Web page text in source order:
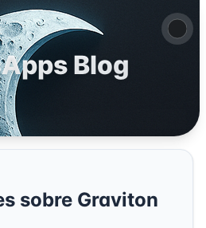
Blog
sobre Graviton